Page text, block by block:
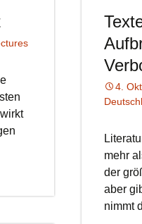
4.
mehr
der
aber
nimmt